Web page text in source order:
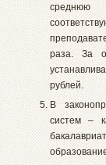
среднюю
раза. За
рублей.
В
систем –